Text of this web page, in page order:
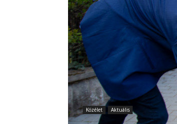
Közélet Aktuális